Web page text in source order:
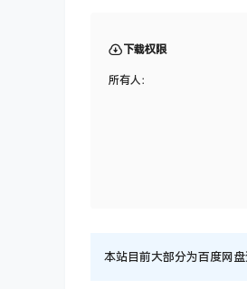
下载权限
所有人：
本站目前大部分为百度网